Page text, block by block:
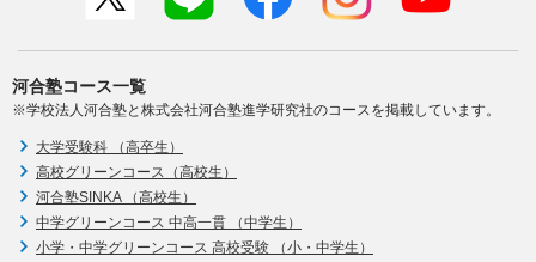
河合塾コース一覧
※学校法人河合塾と株式会社河合塾進学研究社のコースを掲載しています。
大学受験科 （高卒生）
高校グリーンコース（高校生）
河合塾SINKA （高校生）
中学グリーンコース 中高一貫 （中学生）
小学・中学グリーンコース 高校受験 （小・中学生）